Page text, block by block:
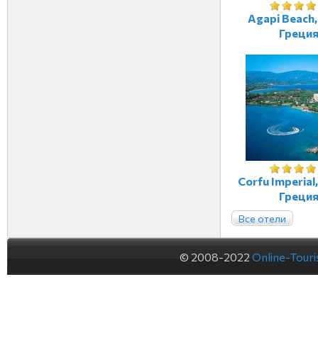
Agapi
Греция
Corfu
Греция
Все отели
© 2008-2022 Online-